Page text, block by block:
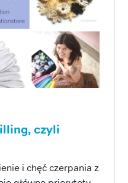
czyli
i chęć czerpania z